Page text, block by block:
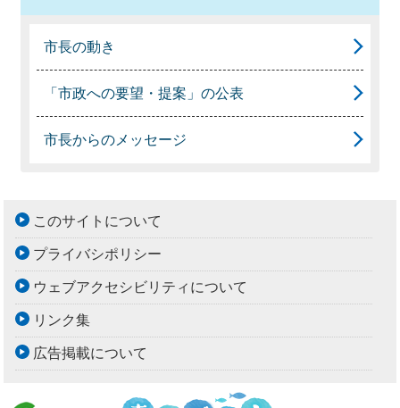
市長の動き
「市政への要望・提案」の公表
市長からのメッセージ
このサイトについて
プライバシポリシー
ウェブアクセシビリティについて
リンク集
広告掲載について